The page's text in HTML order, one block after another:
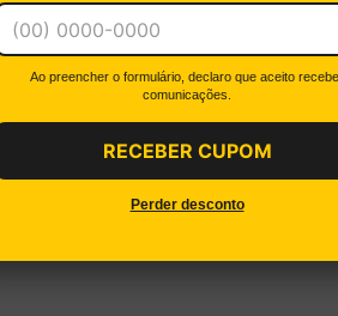
Cooktop 70
Veneza
no pix
Armário
Porta
Multimóveis
R$
Ao preencher o formulário, declaro que aceito
comunicações.
RECEBER CUPOM
Perder desconto